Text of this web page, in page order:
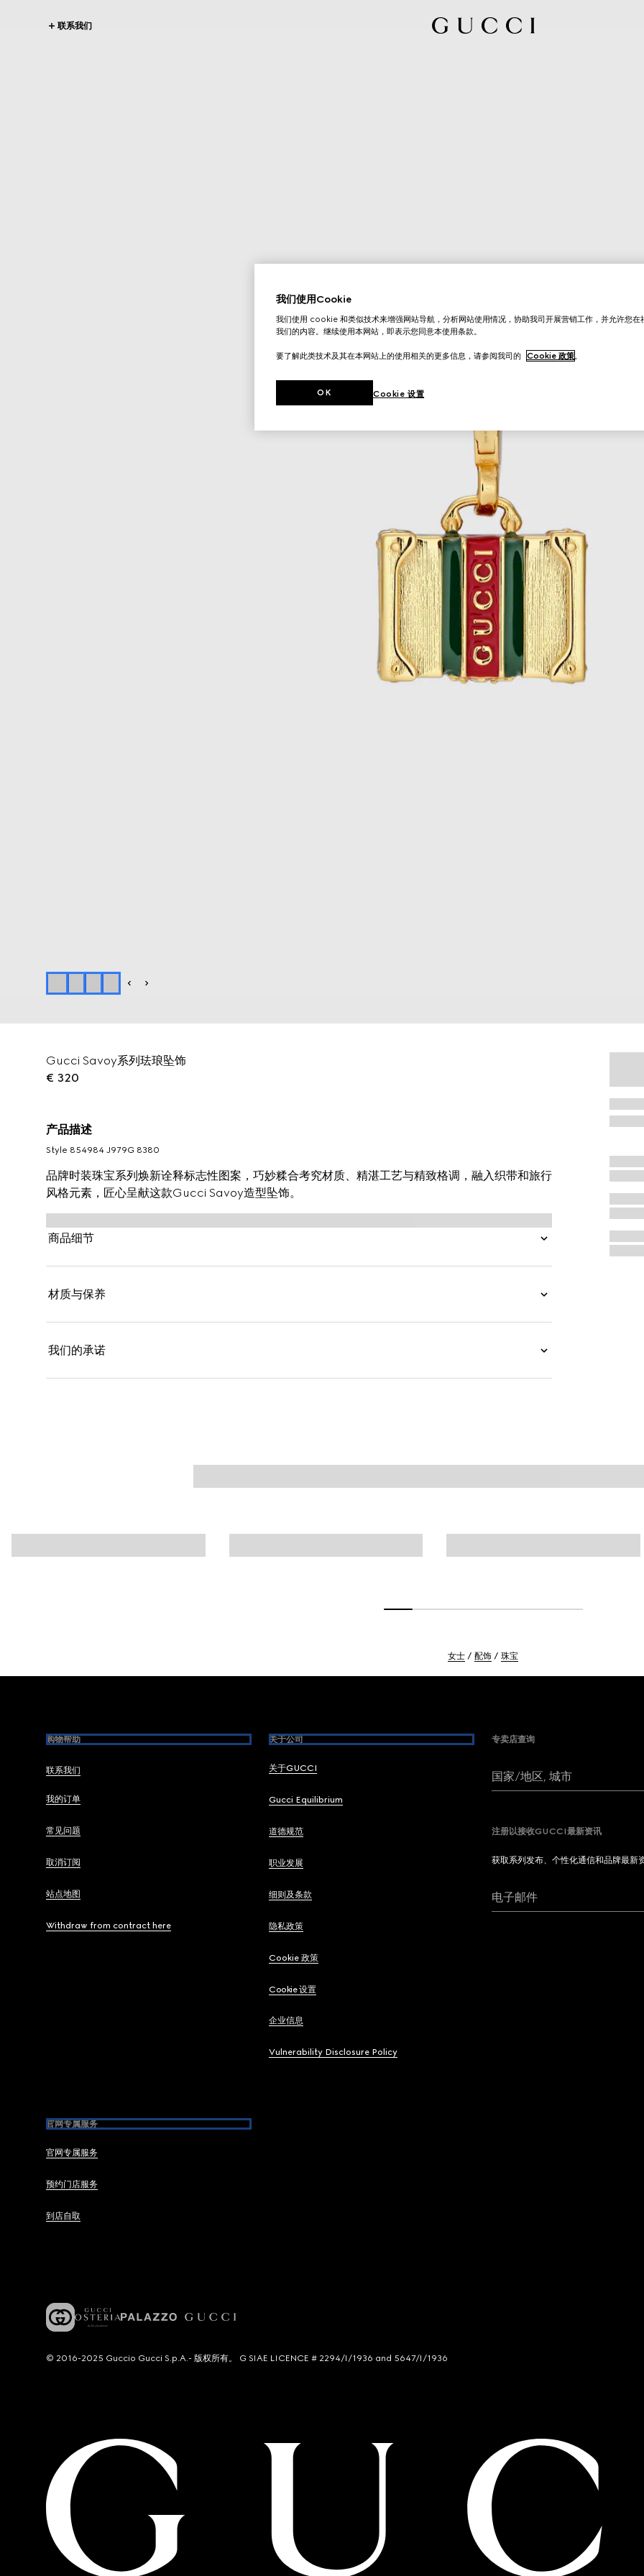
联系我们
Gucci Savoy系列珐琅坠饰
€ 320
产品描述
Style ‎854984 J979G 8380
品牌时装珠宝系列焕新诠释标志性图案，巧妙糅合考究材质、精湛工艺与精致格调，融入织带和旅行
风格元素，匠心呈献这款Gucci Savoy造型坠饰。
商品细节
材质与保养
我们的承诺
女士 配饰 珠宝
购物帮助
联系我们
我的订单
常见问题
取消订阅
站点地图
Withdraw from contract here
关于公司
关于GUCCI
Gucci Equilibrium
道德规范
职业发展
细则及条款
隐私政策
Cookie 政策
Cookie 设置
企业信息
Vulnerability Disclosure Policy
官网专属服务
官网专属服务
预约门店服务
到店自取
专卖店查询
国家/地区, 城市
注册以接收GUCCI最新资讯
获取系列发布、个性化通信和品牌最新
电子邮件
© 2016-2025 Guccio Gucci S.p.A.- 版权所有。 G SIAE LICENCE # 2294/I/1936 and 5647/I/1936
我们使用Cookie
我们使用 cookie 和类似技术来增强网站导航，分析网站使用情况，协助我司开展营销工作，并允许您在
我们的内容。继续使用本网站，即表示您同意本使用条款。
要了解此类技术及其在本网站上的使用相关的更多信息，请参阅我司的 Cookie 政策。
Cookie 设置
OK